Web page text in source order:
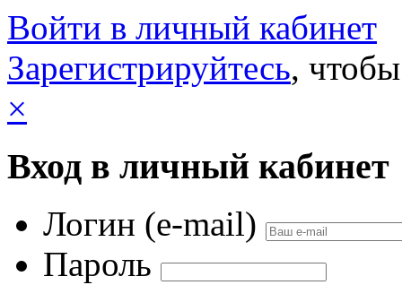
Войти в личный кабинет
Зарегистрируйтесь,
×
Вход в личный кабинет
Логин (e-mail)
Пароль